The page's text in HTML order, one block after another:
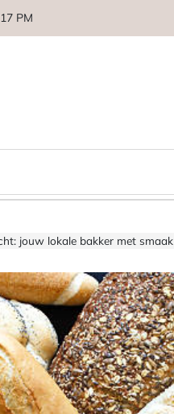
18 PM
jouw lokale bakker met smaak